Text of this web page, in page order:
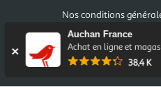
Auchan France
Achat en ligne et
38,4 K
Nos conditions
Conditions des offres et
Politique de confidentialité
Auchan 2026 ©